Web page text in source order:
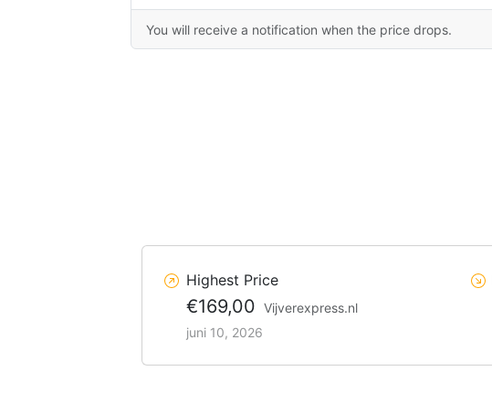
You will receive a notification when the price drops.
Highest Price
€169,00 Vijverexpress.nl
juni 10, 2026